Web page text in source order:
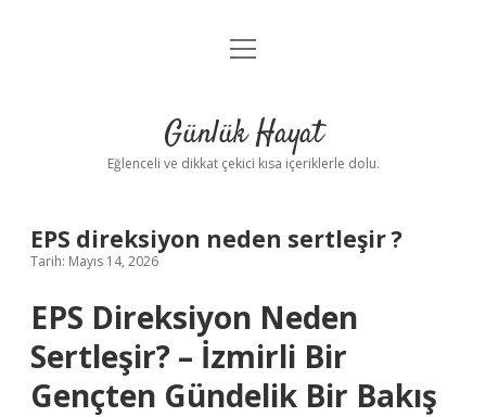
Anasayfa
Yasal Uyarı
menüyü
Günlük Hayat
Eğlenceli ve dikkat çekici kısa içeriklerle dolu.
EPS direksiyon neden sertleşir ?
Tarih: Mayıs 14, 2026
EPS Direksiyon Neden
Sertleşir? – İzmirli Bir
Gençten Gündelik Bir Bakış